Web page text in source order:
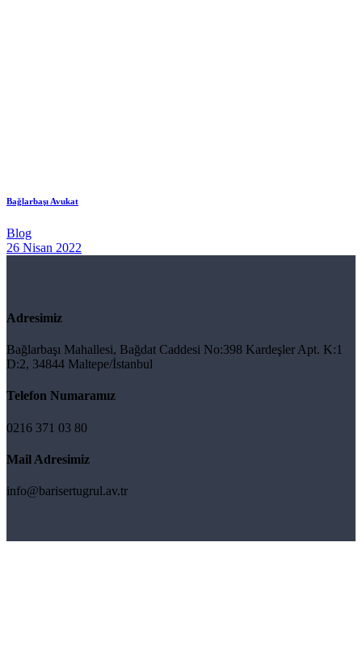
Bağlarbaşı Avukat
Blog
26 Nisan 2022
Adresimiz
Bağlarbaşı Mahallesi, Bağdat Caddesi No:398 Kardeşler Apt. K:1
D:2, 34844 Maltepe/İstanbul
Telefon Numaramız
0216 371 03 80
Mail Adresimiz
info@barisertugrul.av.tr